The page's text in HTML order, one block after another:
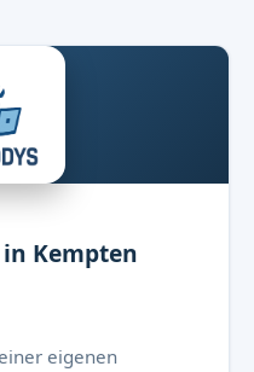
Kempten
eigenen